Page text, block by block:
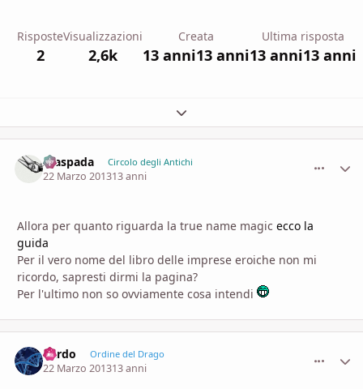
Risposte
2
Visualizzazioni
2,6k
Creata
13 anni13 anni
Ultima risposta
13 anni13 anni
Espandi panoramica del topic
Alaspada Circolo degli Antichi
22 Marzo 201313 anni
Allora per quanto riguarda la true name magic ecco la
guida
Per il vero nome del libro delle imprese eroiche non mi
ricordo, sapresti dirmi la pagina?
Per l'ultimo non so ovviamente cosa intendi
Pardo Ordine del Drago
22 Marzo 201313 anni